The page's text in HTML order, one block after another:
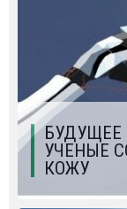
БУДУЩЕЕ
УЧЕНЫЕ
КОЖУ